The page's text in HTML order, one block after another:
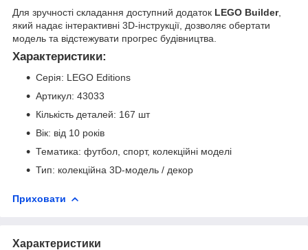
Для зручності складання доступний додаток LEGO Builder,
який надає інтерактивні 3D-інструкції, дозволяє обертати
модель та відстежувати прогрес будівництва.
Характеристики:
Серія: LEGO Editions
Артикул: 43033
Кількість деталей: 167 шт
Вік: від 10 років
Тематика: футбол, спорт, колекційні моделі
Тип: колекційна 3D-модель / декор
Приховати
Характеристики